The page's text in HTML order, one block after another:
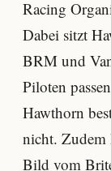
Racing
Dabei sitzt
BRM und
Piloten
Hawthorn
nicht. Zudem
Bild vom